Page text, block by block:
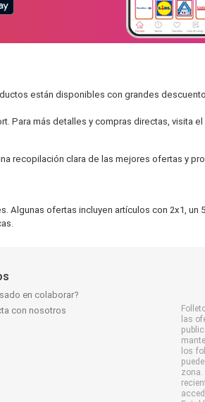
están disponibles con grandes
Para más detalles y compras directas, visita
recopilación clara de las mejores ofertas y
ofertas incluyen artículos con 2x1, un
en colaborar?
con nosotros
las
los